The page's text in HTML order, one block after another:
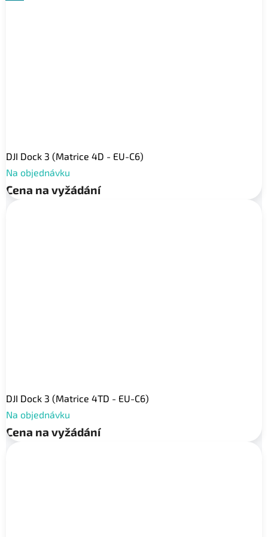
DJI Dock 3 (Matrice 4D - EU-C6)
Na objednávku
Cena na vyžádání
DJI Dock 3 (Matrice 4TD - EU-C6)
Na objednávku
Cena na vyžádání